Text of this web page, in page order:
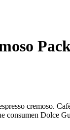
cremoso.
consumen Dolce